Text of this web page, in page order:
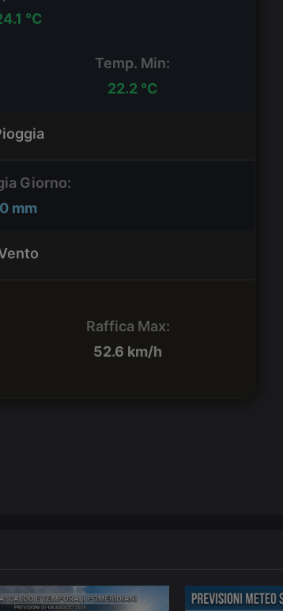
°C
Temp. Min:
22.2 °C
Giorno:
0 mm
Raffica Max:
52.6 km/h